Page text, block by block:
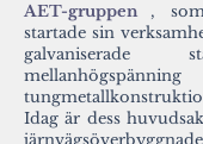
AET-gruppen
,
startade sin
galvaniserade
Idag är dess